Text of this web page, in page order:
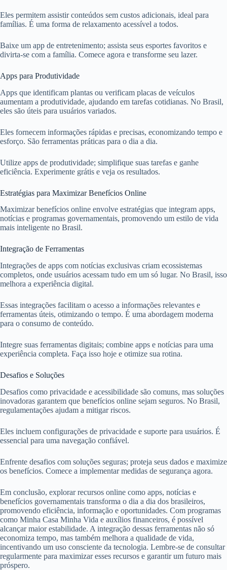
Eles permitem assistir conteúdos sem custos adicionais, ideal para
famílias. É uma forma de relaxamento acessível a todos.
Baixe um app de entretenimento; assista seus esportes favoritos e
divirta-se com a família. Comece agora e transforme seu lazer.
Apps para Produtividade
Apps que identificam plantas ou verificam placas de veículos
aumentam a produtividade, ajudando em tarefas cotidianas. No Brasil,
eles são úteis para usuários variados.
Eles fornecem informações rápidas e precisas, economizando tempo e
esforço. São ferramentas práticas para o dia a dia.
Utilize apps de produtividade; simplifique suas tarefas e ganhe
eficiência. Experimente grátis e veja os resultados.
Estratégias para Maximizar Benefícios Online
Maximizar benefícios online envolve estratégias que integram apps,
notícias e programas governamentais, promovendo um estilo de vida
mais inteligente no Brasil.
Integração de Ferramentas
Integrações de apps com notícias exclusivas criam ecossistemas
completos, onde usuários acessam tudo em um só lugar. No Brasil, isso
melhora a experiência digital.
Essas integrações facilitam o acesso a informações relevantes e
ferramentas úteis, otimizando o tempo. É uma abordagem moderna
para o consumo de conteúdo.
Integre suas ferramentas digitais; combine apps e notícias para uma
experiência completa. Faça isso hoje e otimize sua rotina.
Desafios e Soluções
Desafios como privacidade e acessibilidade são comuns, mas soluções
inovadoras garantem que benefícios online sejam seguros. No Brasil,
regulamentações ajudam a mitigar riscos.
Eles incluem configurações de privacidade e suporte para usuários. É
essencial para uma navegação confiável.
Enfrente desafios com soluções seguras; proteja seus dados e maximize
os benefícios. Comece a implementar medidas de segurança agora.
Em conclusão, explorar recursos online como apps, notícias e
benefícios governamentais transforma o dia a dia dos brasileiros,
promovendo eficiência, informação e oportunidades. Com programas
como Minha Casa Minha Vida e auxílios financeiros, é possível
alcançar maior estabilidade. A integração dessas ferramentas não só
economiza tempo, mas também melhora a qualidade de vida,
incentivando um uso consciente da tecnologia. Lembre-se de consultar
regularmente para maximizar esses recursos e garantir um futuro mais
próspero.